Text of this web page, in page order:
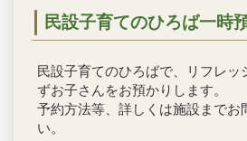
民設子育てのひろば一時
民設子育てのひろばで、リフレッ
ずお子さんをお預かりします。
予約方法等、詳しくは施設までお
い。